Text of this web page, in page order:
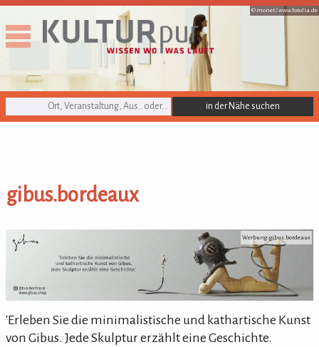
© monet /www.fotolia.de
KULTURpur Suche
gibus.bordeaux
gibus.bordeaux Werbung: gibus.bordeaux
'Erleben Sie die minimalistische und kathartische Kunst
von Gibus. Jede Skulptur erzählt eine Geschichte.